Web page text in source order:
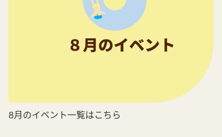
8月のイベント一覧はこちら